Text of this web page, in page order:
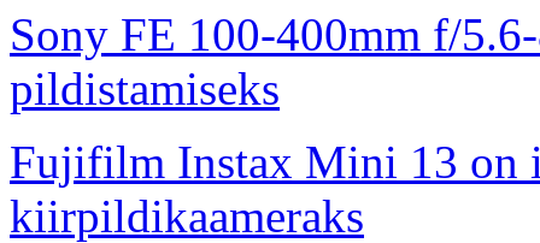
Sony FE 100-400mm f/
pildistamiseks
Fujifilm Instax Mini 13 on
kiirpildikaameraks